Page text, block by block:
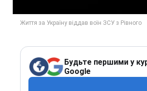
Будьте першими у
Google